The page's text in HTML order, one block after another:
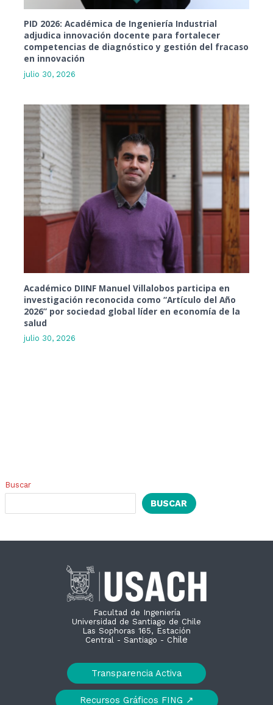
Buscar
BUSCAR
PID 2026: Académica de Ingeniería Industrial
adjudica innovación docente para fortalecer
competencias de diagnóstico y gestión del fracaso
en innovación
julio 30, 2026
Académico DIINF Manuel Villalobos participa en
investigación reconocida como “Artículo del Año
2026” por sociedad global líder en economía de la
salud
julio 30, 2026
Facultad de Ingeniería
Universidad de Santiago de Chile
Las Sophoras 165, Estación
Central - Santiago - Chile
Transparencia Activa
Recursos Gráficos FING ↗︎